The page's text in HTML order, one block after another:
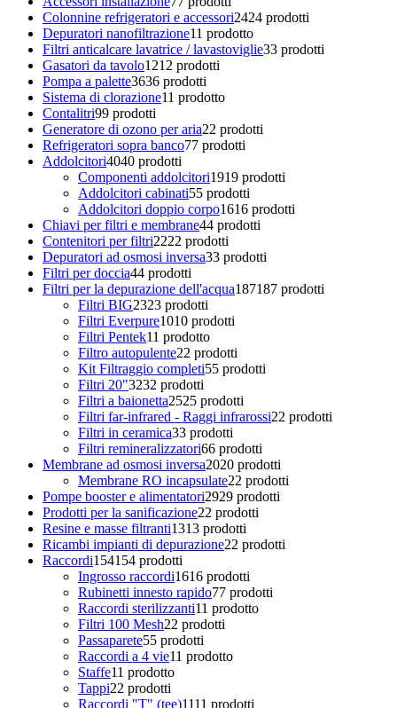
Colonnine refrigeratori e accessori2424 prodotti
Depuratori nanofiltrazione11 prodotto
Filtri anticalcare lavatrice / lavastoviglie33 prodotti
Gasatori da tavolo1212 prodotti
Pompa a palette3636 prodotti
Sistema di clorazione11 prodotto
Contalitri99 prodotti
Generatore di ozono per aria22 prodotti
Refrigeratori sopra banco77 prodotti
Addolcitori4040 prodotti
Componenti addolcitori1919 prodotti
Addolcitori cabinati55 prodotti
Addolcitori doppio corpo1616 prodotti
Chiavi per filtri e membrane44 prodotti
Contenitori per filtri2222 prodotti
Depuratori ad osmosi inversa33 prodotti
Filtri per doccia44 prodotti
Filtri per la depurazione dell'acqua187187 prodotti
Filtri BIG2323 prodotti
Filtri Everpure1010 prodotti
Filtri Pentek11 prodotto
Filtro autopulente22 prodotti
Kit Filtraggio completi55 prodotti
Filtri 20"3232 prodotti
Filtri a baionetta2525 prodotti
Filtri far-infrared - Raggi infrarossi22 prodotti
Filtri in ceramica33 prodotti
Filtri remineralizzatori66 prodotti
Membrane ad osmosi inversa2020 prodotti
Membrane RO incapsulate22 prodotti
Pompe booster e alimentatori2929 prodotti
Prodotti per la sanificazione22 prodotti
Resine e masse filtranti1313 prodotti
Ricambi impianti di depurazione22 prodotti
Raccordi154154 prodotti
Ingrosso raccordi1616 prodotti
Rubinetti innesto rapido77 prodotti
Raccordi sterilizzanti11 prodotto
Filtri 100 Mesh22 prodotti
Passaparete55 prodotti
Raccordi a 4 vie11 prodotto
Staffe11 prodotto
Tappi22 prodotti
Raccordi "T" (tee)1111 prodotti